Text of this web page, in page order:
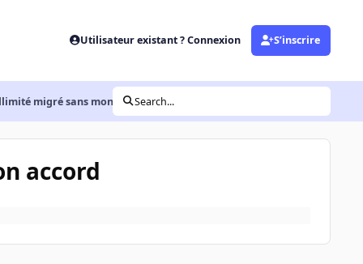
Utilisateur existant ? Connexion S’inscrire
migré sans mon accordSearch...
accord